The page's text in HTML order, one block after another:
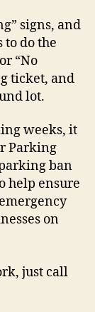
signs, and
do the
“No
ticket, and
lot.
weeks, it
Parking
ban
help ensure
on
just call